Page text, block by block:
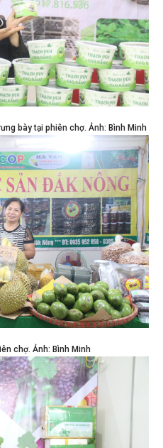
bày tại phiên chợ. Ảnh: Bình Minh
chợ. Ảnh: Bình Minh